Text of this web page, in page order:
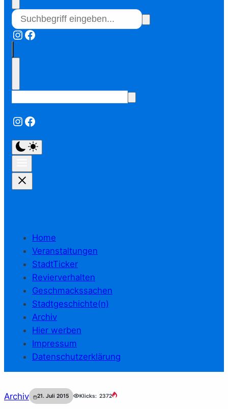
Instagram
Facebook
Instagram
Facebook
Home
Veranstaltungen
StadtTicker
Revierverhalten
Geschmackssachen
Stadtgeschichte(n)
Archiv
Hier werben
Impressum
Datenschutzerklärung
Archiv 21. Juli 2015 Klicks: 2372